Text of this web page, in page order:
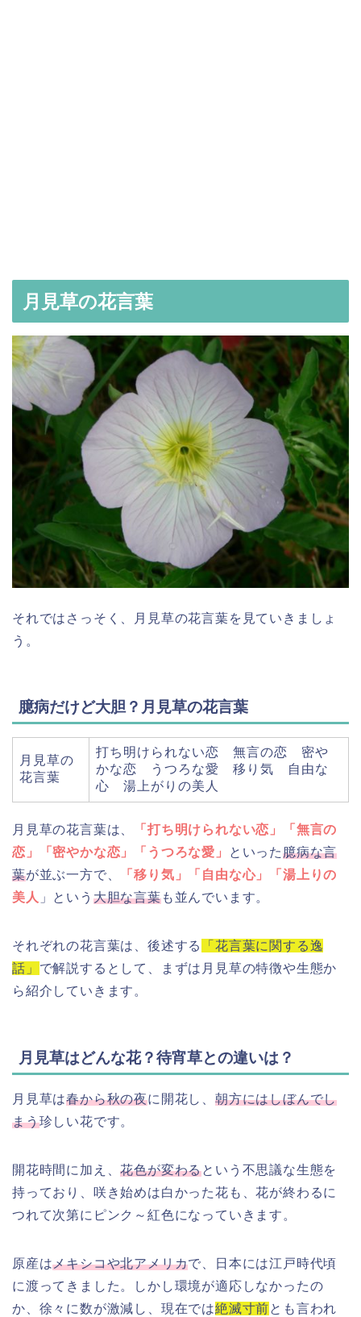
月見草の花言葉
それではさっそく、月見草の花言葉を見ていきましょ
う。
臆病だけど大胆？月見草の花言葉
月見草の
花言葉
打ち明けられない恋 無言の恋 密や
かな恋 うつろな愛 移り気 自由な
心 湯上がりの美人
月見草の花言葉は、
「打ち明けられない恋」「無言の
恋」「密やかな恋」「うつろな愛」
といった臆病な言
葉が並ぶ一方で、
「移り気」「自由な心」「湯上りの
美人 」という 大胆な言葉も並んでいます。
それぞれの花言葉は、後述する
「花言葉に関する逸
話」 で解説するとして、まずは月見草の特徴や生態か
ら紹介していきます。
月見草はどんな花？待宵草との違いは？
月見草は春から秋の夜に開花し、朝方にはしぼんでし
まう珍しい花です。
開花時間に加え、花色が変わるという不思議な生態を
持っており、咲き始めは白かった花も、花が終わるに
つれて次第にピンク～紅色になっていきます。
原産はメキシコや北アメリカで、日本には江戸時代頃
に渡ってきました。しかし環境が適応しなかったの
か、徐々に数が激減し、現在では絶滅寸前とも言われ